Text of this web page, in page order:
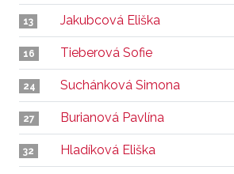
13 Jakubcová Eliška
16 Tieberová Sofie
24 Suchánková Simona
27 Burianová Pavlína
32 Hladíková Eliška